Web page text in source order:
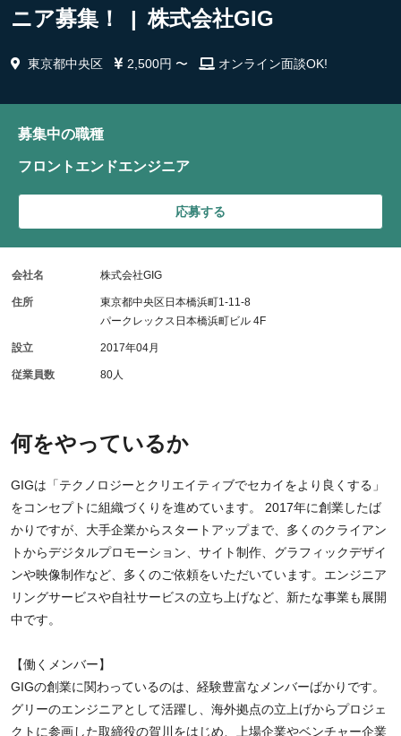
ニア募集！ | 株式会社GIG
東京都中央区 2,500円 〜 オンライン面談OK!
何をやっているか
GIGは「テクノロジーとクリエイティブでセカイをより良くする」
をコンセプトに組織づくりを進めています。 2017年に創業したば
かりですが、大手企業からスタートアップまで、多くのクライアン
トからデジタルプロモーション、サイト制作、グラフィックデザイ
ンや映像制作など、多くのご依頼をいただいています。エンジニア
リングサービスや自社サービスの立ち上げなど、新たな事業も展開
中です。
【働くメンバー】
GIGの創業に関わっているのは、経験豊富なメンバーばかりです。
グリーのエンジニアとして活躍し、海外拠点の立上げからプロジェ
クトに参画した取締役の賀川をはじめ、上場企業やベンチャー企業
募集中の職種
フロントエンドエンジニア
応募する
会社名 株式会社GIG
住所
東京都中央区日本橋浜町1-11-8
パークレックス日本橋浜町ビル 4F
設立 2017年04月
従業員数 80人